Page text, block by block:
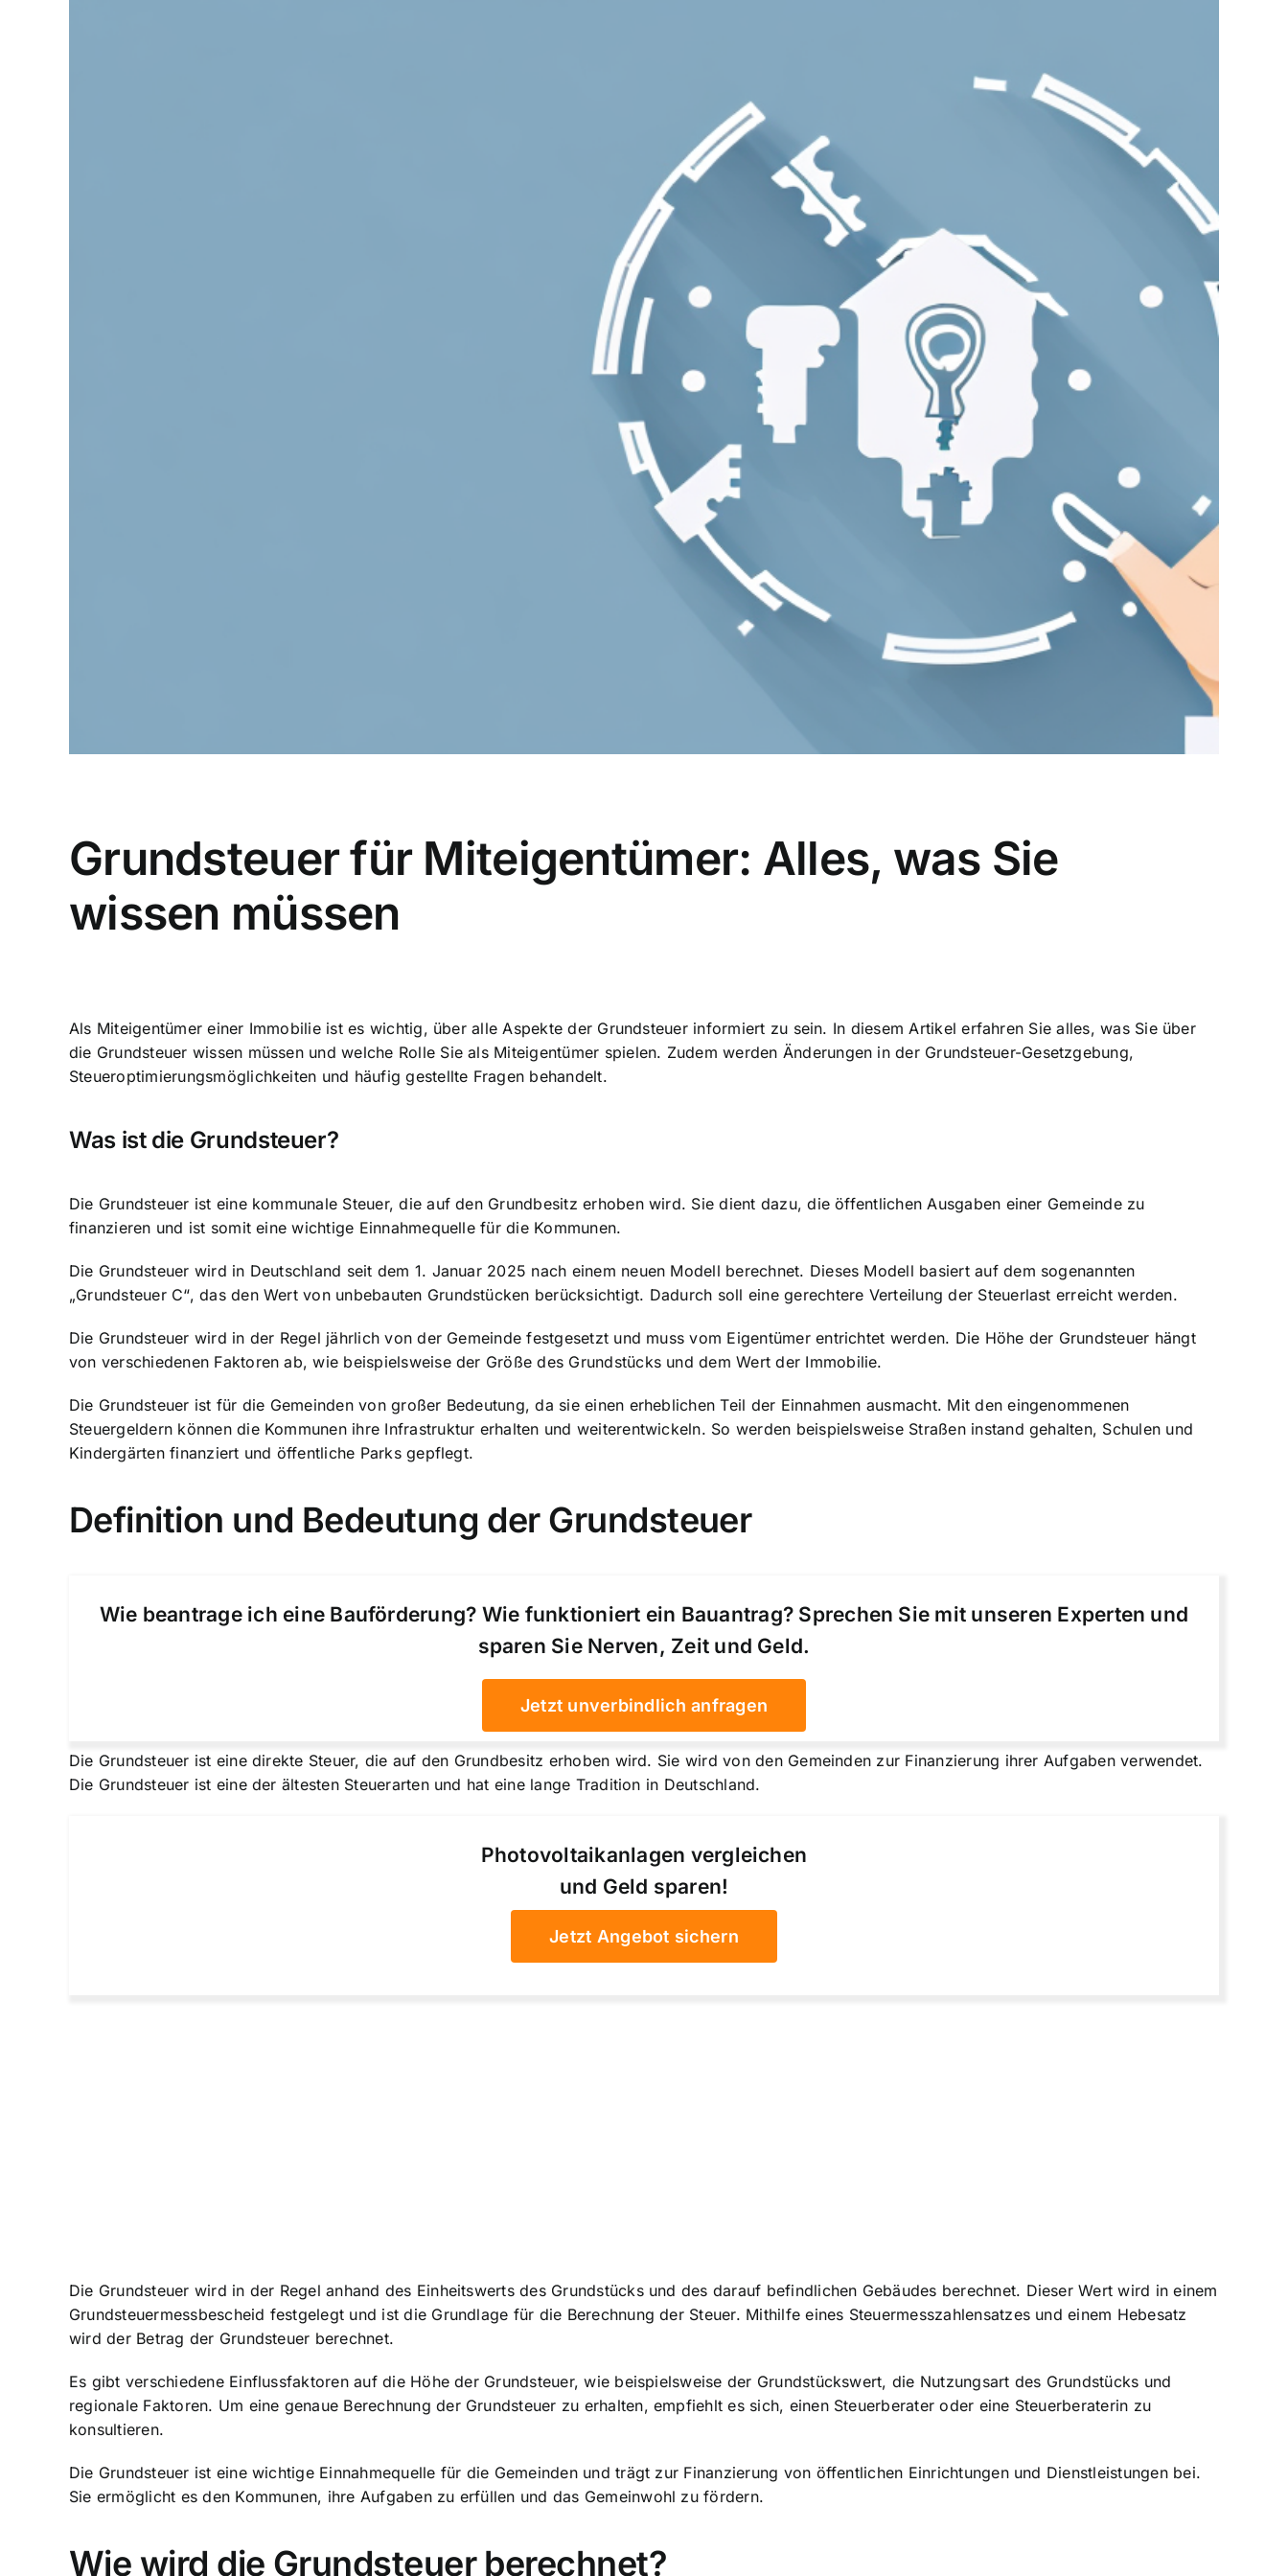
Grundsteuer für Miteigentümer: Alles, was Sie
wissen müssen
Als Miteigentümer einer Immobilie ist es wichtig, über alle Aspekte der Grundsteuer informiert zu sein. In diesem Artikel erfahren Sie alles, was Sie über
die Grundsteuer wissen müssen und welche Rolle Sie als Miteigentümer spielen. Zudem werden Änderungen in der Grundsteuer-Gesetzgebung,
Steueroptimierungsmöglichkeiten und häufig gestellte Fragen behandelt.
Was ist die Grundsteuer?
Die Grundsteuer ist eine kommunale Steuer, die auf den Grundbesitz erhoben wird. Sie dient dazu, dieöffentlichen Ausgaben einer Gemeindezu
finanzieren und ist somit eine wichtige Einnahmequelle für die Kommunen.
Die Grundsteuer wird in Deutschland seit dem 1. Januar 2025 nach einem neuen Modell berechnet. Dieses Modell basiert auf dem sogenannten
„Grundsteuer C“, das den Wert von unbebauten Grundstücken berücksichtigt. Dadurch soll eine gerechtere Verteilung der Steuerlast erreicht werden.
Die Grundsteuer wird in der Regel jährlich von der Gemeinde festgesetzt und muss vom Eigentümer entrichtet werden. Die Höhe der Grundsteuer hängt
von verschiedenen Faktoren ab, wie beispielsweise der Größe des Grundstücks und dem Wert der Immobilie.
Die Grundsteuer ist für die Gemeinden von großer Bedeutung, da sie einen erheblichen Teil der Einnahmen ausmacht. Mit den eingenommenen
Steuergeldern können die Kommunen ihre Infrastruktur erhalten und weiterentwickeln. So werden beispielsweise Straßen instand gehalten, Schulen und
Kindergärten finanziert und öffentliche Parks gepflegt.
Definition und Bedeutung der Grundsteuer
Wie beantrage ich eine Bauförderung? Wie funktioniert ein Bauantrag? Sprechen Sie mit unseren Experten und
sparen Sie Nerven, Zeit und Geld.
Jetzt unverbindlich anfragen
Die Grundsteuer ist eine direkte Steuer, die auf den Grundbesitz erhoben wird. Sie wird von den Gemeinden zur Finanzierung ihrer Aufgaben verwendet.
Die Grundsteuer ist eine der ältesten Steuerarten und hat eine lange Tradition in Deutschland.
Photovoltaikanlagen vergleichen
und Geld sparen!
Jetzt Angebot sichern
Die Grundsteuer wird in der Regel anhand des Einheitswerts des Grundstücks und des darauf befindlichen Gebäudes berechnet. Dieser Wert wird in einem
Grundsteuermessbescheid festgelegt und ist die Grundlage für die Berechnung der Steuer. Mithilfe eines Steuermesszahlensatzes und einem Hebesatz
wird der Betrag der Grundsteuer berechnet.
Es gibt verschiedene Einflussfaktoren auf die Höhe der Grundsteuer, wie beispielsweise der Grundstückswert, die Nutzungsart des Grundstücks und
regionale Faktoren. Um eine genaue Berechnung der Grundsteuer zu erhalten, empfiehlt es sich, einen Steuerberater oder eine Steuerberaterin zu
konsultieren.
Die Grundsteuer ist eine wichtige Einnahmequelle für die Gemeinden und trägt zur Finanzierung von öffentlichen Einrichtungen und Dienstleistungen bei.
Sie ermöglicht es den Kommunen, ihre Aufgaben zu erfüllen und das Gemeinwohl zu fördern.
Wie wird die Grundsteuer berechnet?